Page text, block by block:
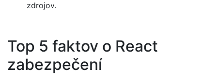
zdrojov.
Top 5 faktov o React
zabezpečení